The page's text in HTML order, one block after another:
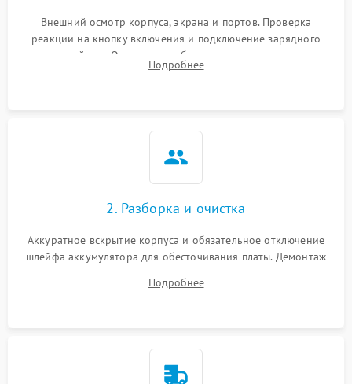
Внешний осмотр корпуса, экрана и портов. Проверка
реакции на кнопку включения и подключение зарядного
устройства. Оценка потребления тока с помощью
лабораторного блока питания для локализации проблемы.
Подробнее
2. Разборка и очистка
Аккуратное вскрытие корпуса и обязательное отключение
шлейфа аккумулятора для обесточивания платы. Демонтаж
высохшей термопасты с кристаллов чипов.
Подробнее